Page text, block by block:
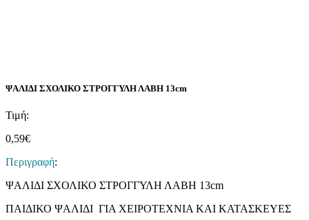
ΨΑΛΙΔΙ ΣΧΟΛΙΚΟ ΣΤΡΟΓΓΥΛΗ ΛΑΒΗ 13cm
Τιμή:
0,59€
Περιγραφή:
ΨΑΛΙΔΙ ΣΧΟΛΙΚΟ ΣΤΡΟΓΓΥΛΗ ΛΑΒΗ 13cm
ΠΑΙΔΙΚΟ ΨΑΛΙΔΙ ΓΙΑ ΧΕΙΡΟΤΕΧΝΙΑ ΚΑΙ ΚΑΤΑΣΚΕΥΕΣ